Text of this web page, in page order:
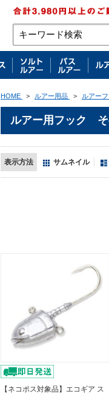
HOME > ルアー用品 > ルアー
ルアー用フック
表示方法 サムネイル
【ネコポス対象品】エコギア ス